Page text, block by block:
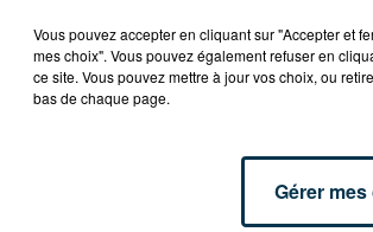
Vous pouvez accepter en cliquant sur "Accepter et
mes choix". Vous pouvez également refuser en
ce site. Vous pouvez mettre à jour vos choix, ou
bas de chaque page.
Gérer